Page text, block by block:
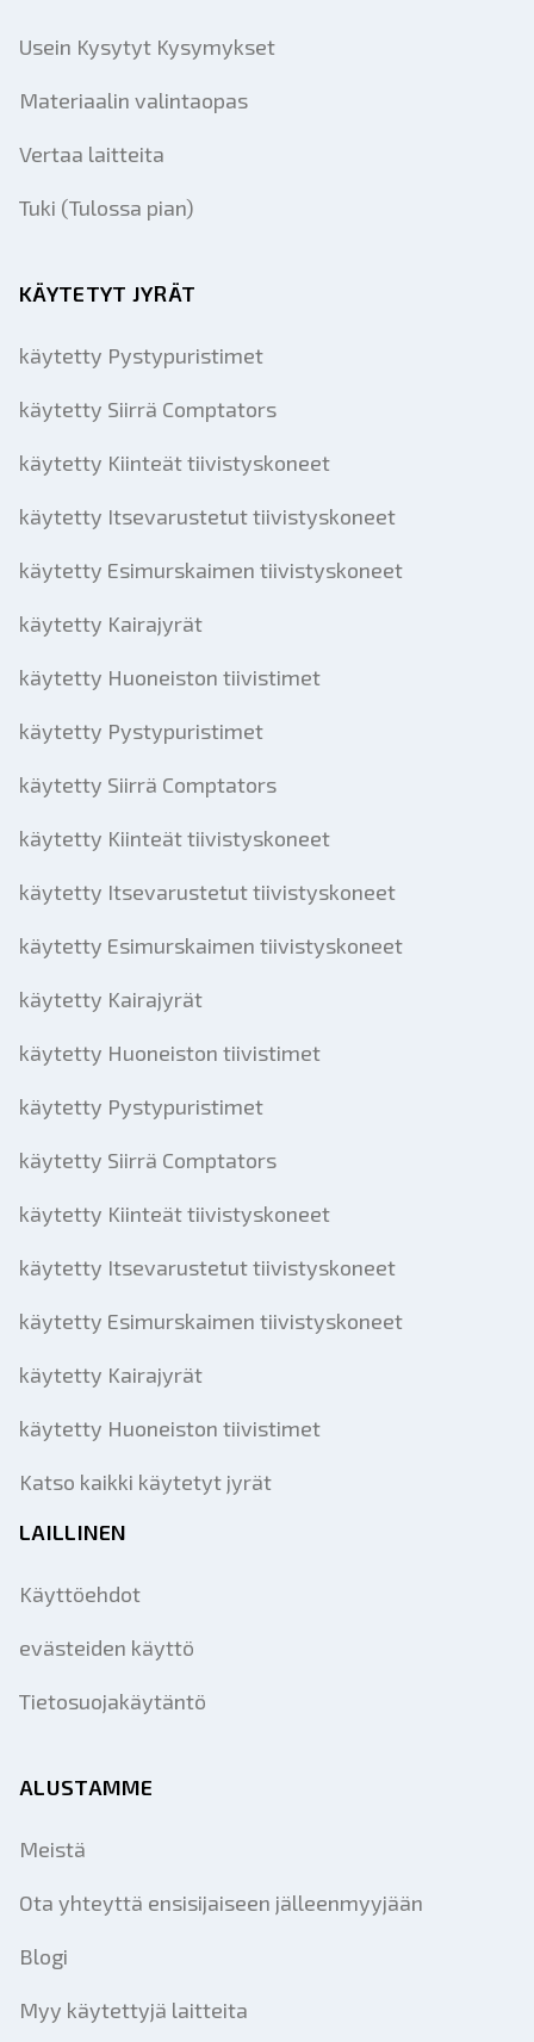
Usein Kysytyt Kysymykset
Materiaalin valintaopas
Vertaa laitteita
Tuki (Tulossa pian)
KÄYTETYT JYRÄT
käytetty Pystypuristimet
käytetty Siirrä Comptators
käytetty Kiinteät tiivistyskoneet
käytetty Itsevarustetut tiivistyskoneet
käytetty Esimurskaimen tiivistyskoneet
käytetty Kairajyrät
käytetty Huoneiston tiivistimet
käytetty Pystypuristimet
käytetty Siirrä Comptators
käytetty Kiinteät tiivistyskoneet
käytetty Itsevarustetut tiivistyskoneet
käytetty Esimurskaimen tiivistyskoneet
käytetty Kairajyrät
käytetty Huoneiston tiivistimet
käytetty Pystypuristimet
käytetty Siirrä Comptators
käytetty Kiinteät tiivistyskoneet
käytetty Itsevarustetut tiivistyskoneet
käytetty Esimurskaimen tiivistyskoneet
käytetty Kairajyrät
käytetty Huoneiston tiivistimet
Katso kaikki käytetyt jyrät
LAILLINEN
Käyttöehdot
evästeiden käyttö
Tietosuojakäytäntö
ALUSTAMME
Meistä
Ota yhteyttä ensisijaiseen jälleenmyyjään
Blogi
Myy käytettyjä laitteita